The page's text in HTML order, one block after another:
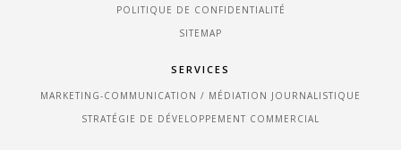
POLITIQUE DE CONFIDENTIALITÉ
SITEMAP
SERVICES
MARKETING-COMMUNICATION / MÉDIATION JOURNALISTIQUE
STRATÉGIE DE DÉVELOPPEMENT COMMERCIAL